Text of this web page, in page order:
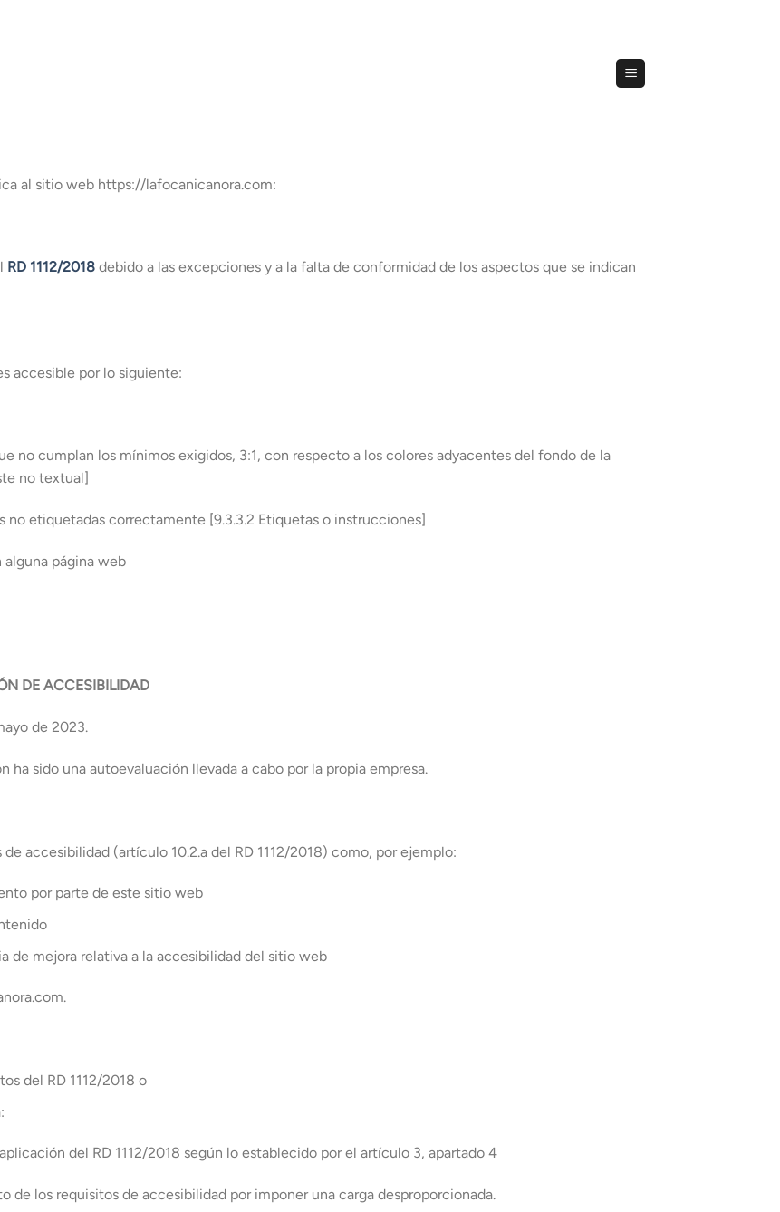
al sitio web https://lafocanicanora.com:
RD 1112/2018 debido a las excepciones y a la falta de conformidad de los aspectos que se indican
accesible por lo siguiente:
no cumplan los mínimos exigidos, 3:1, con respecto a los colores adyacentes del fondo de la
no textual]
no etiquetadas correctamente [9.3.3.2 Etiquetas o instrucciones]
página web
DE ACCESIBILIDAD
de 2023.
ha sido una autoevaluación llevada a cabo por la propia empresa.
accesibilidad (artículo 10.2.a del RD 1112/2018) como, por ejemplo:
por parte de este sitio web
de mejora relativa a la accesibilidad del sitio web
del RD 1112/2018 o
del RD 1112/2018 según lo establecido por el artículo 3, apartado 4
los requisitos de accesibilidad por imponer una carga desproporcionada.